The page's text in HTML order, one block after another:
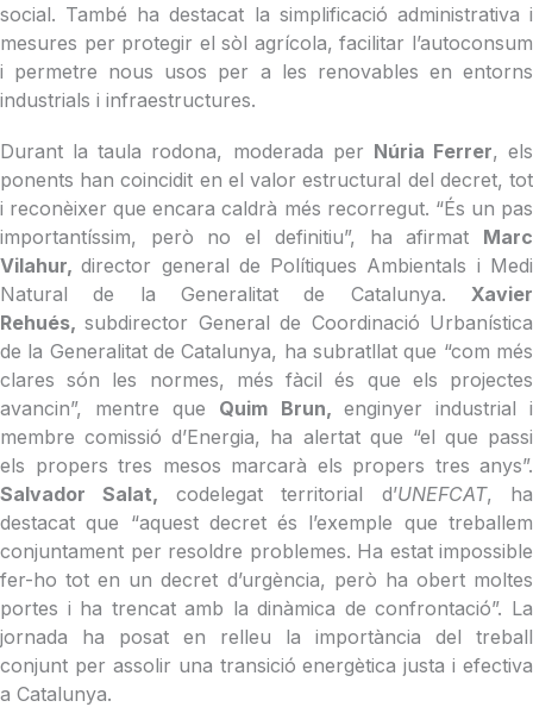
social. També ha destacat la simplificació administrativa i
mesures per protegir el sòl agrícola, facilitar l’autoconsum
i permetre nous usos per a les renovables en entorns
industrials i infraestructures.
Durant la taula rodona, moderada per Núria Ferrer, els
ponents han coincidit en el valor estructural del decret, tot
i reconèixer que encara caldrà més recorregut. “És un pas
importantíssim, però no el definitiu”, ha afirmat Marc
Vilahur,director general de Polítiques Ambientals i Medi
Natural de la Generalitat de Catalunya. Xavier
Rehués,subdirector General de Coordinació Urbanística
de la Generalitat de Catalunya, ha subratllat que “com més
clares són les normes, més fàcil és que els projectes
avancin”, mentre que Quim Brun, enginyer industrial i
membre comissió d’Energia, ha alertat que “el que passi
els propers tres mesos marcarà els propers tres anys”.
Salvador Salat, codelegat territorial d’UNEFCAT, ha
destacat que “aquest decret és l’exemple que treballem
conjuntament per resoldre problemes. Ha estat impossible
fer-ho tot en un decret d’urgència, però ha obert moltes
portes i ha trencat amb la dinàmica de confrontació”. La
jornada ha posat en relleu la importància del treball
conjunt per assolir una transició energètica justa i efectiva
a Catalunya.